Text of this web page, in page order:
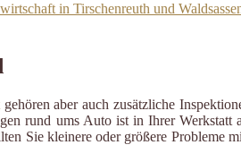
in Tirschenreuth und
gehören aber auch zusätzliche
rund ums Auto ist in Ihrer
Sie kleinere oder größere